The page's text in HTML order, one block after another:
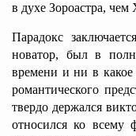
в духе Зороастра, чем
Парадокс
новатор, был в
времени и ни в
романтического
твердо держался
относился ко всему